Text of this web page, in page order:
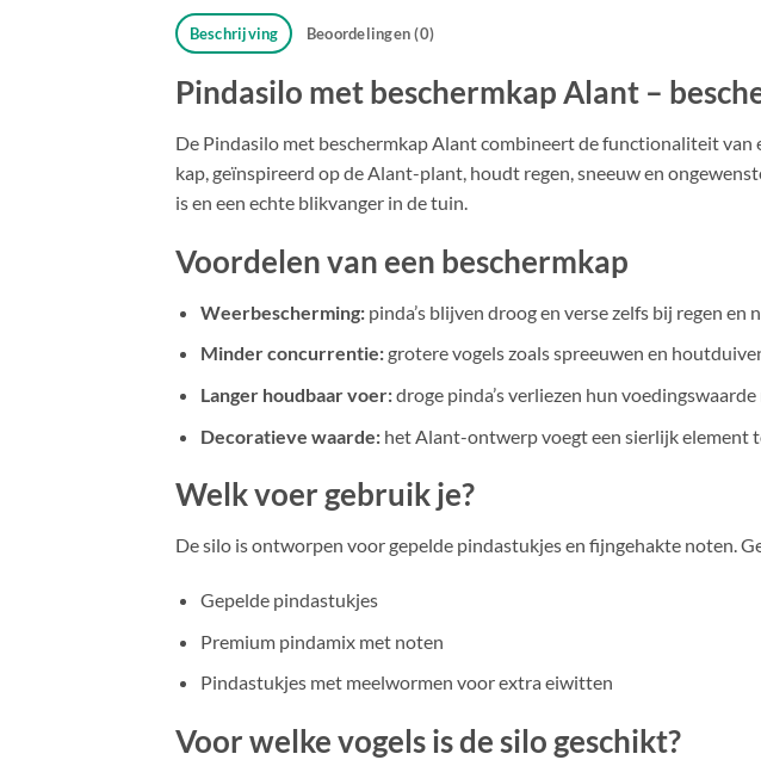
Beschrijving Beoordelingen (0)
Pindasilo met beschermkap Alant –
De Pindasilo met beschermkap Alant combineert de functionaliteit van
kap, geïnspireerd op de Alant-plant, houdt regen, sneeuw en
is en een echte blikvanger in de tuin.
Voordelen van een beschermkap
Weerbescherming:pinda’s blijven droog en verse zelfs bij regen en
Minder concurrentie:grotere vogels zoals spreeuwen en
Langer houdbaar voer:droge pinda’s verliezen hun
Decoratieve waarde:het Alant-ontwerp voegt een sierlijk element
Welk voer gebruik je?
De silo is ontworpen voor gepelde pindastukjes en fijngehakte noten.
Gepelde pindastukjes
Premium pindamix met noten
Pindastukjes met meelwormen voor extra eiwitten
Voor welke vogels is de silo geschikt?